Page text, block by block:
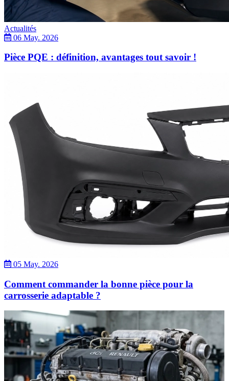
Actualités
06 May. 2026
Pièce PQE : définition, avantages tout savoir !
05 May. 2026
Comment commander la bonne pièce pour la
carrosserie adaptable ?